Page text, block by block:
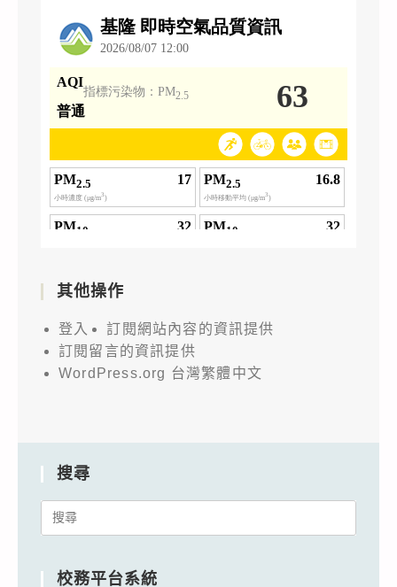
其他操作
登入
訂閱網站內容的資訊提供
訂閱留言的資訊提供
WordPress.org 台灣繁體中文
搜尋
Search
校務平台系統